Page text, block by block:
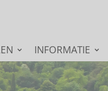
INFORMATIE